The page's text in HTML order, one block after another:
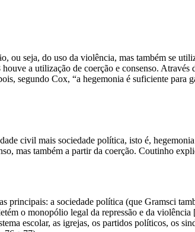
ou seja, do uso da violência, mas também se
a utilização de coerção e consenso.
segundo Cox, “a hegemonia é suficiente
civil mais sociedade política, isto é,
mas também a partir da coerção. Coutinho
principais: a sociedade política (que Gramsci
o monopólio legal da repressão e da
escolar, as igrejas, os partidos políticos, os